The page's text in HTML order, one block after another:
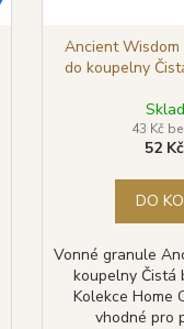
Ancient
do koupelny
43 Kč
52
DO
Vonné granule
koupelny Čistá
Kolekce Home
vhodné pro